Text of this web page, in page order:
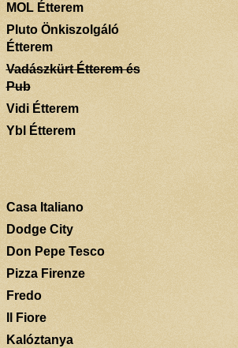
MOL Étterem
Pluto Önkiszolgáló
Étterem
Vadászkürt Étterem és
Pub
Vidi Étterem
Ybl Étterem
Casa Italiano
Dodge City
Don Pepe Tesco
Pizza Firenze
Fredo
Il Fiore
Kalóztanya